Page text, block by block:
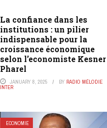
La confiance dans les
institutions : un pilier
indispensable pour la
croissance économique
selon l’economiste Kesner
Pharel
JANUARY 8, 2025 BY RADIO MÉLODIE
INTER
ECONOMIE